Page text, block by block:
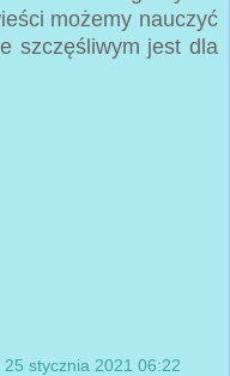
możemy nauczyć
szczęśliwym jest dla
25 stycznia 2021 06:22